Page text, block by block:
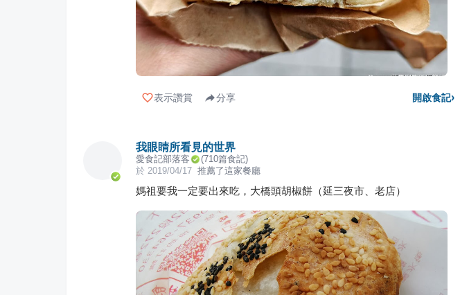
表示讚賞 分享 開啟食記›
我眼睛所看見的世界
愛食記部落客 (710篇食記)
於 2019/04/17 推薦了這家餐廳
媽祖要我一定要出來吃，大橋頭胡椒餅（延三夜市、老店）